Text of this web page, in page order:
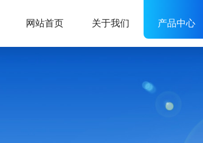
网站首页 关于我们 产品中心